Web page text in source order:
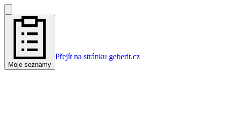
Moje seznamy
Přejít na stránku geberit.cz